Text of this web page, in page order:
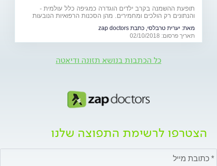
תופעת ההשמנה בקרב ילדים הוגדרה כמגיפה כלל עולמית -
והנתונים רק הולכים ומחמירים. מהן הסכנות הרפואיות הנובעות
תוכלו לעשות למען בריאות ילדיכם?
מאת: יערית טרבלסי, כתבת zap doctors
תאריך פרסום: 02/10/2018
כל הכתבות בנושא תזונה ודיאטה
הצטרפו לרשימת התפוצה שלנו